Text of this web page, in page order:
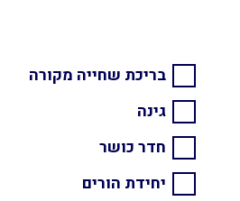
בריכת שחייה מקורה
גינה
חדר כושר
יחידת הורים